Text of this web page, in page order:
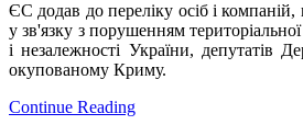
ЄС додав до переліку осіб і
у зв'язку з порушенням територіальної
і незалежності України, депутатів
окупованому Криму.
Continue Reading